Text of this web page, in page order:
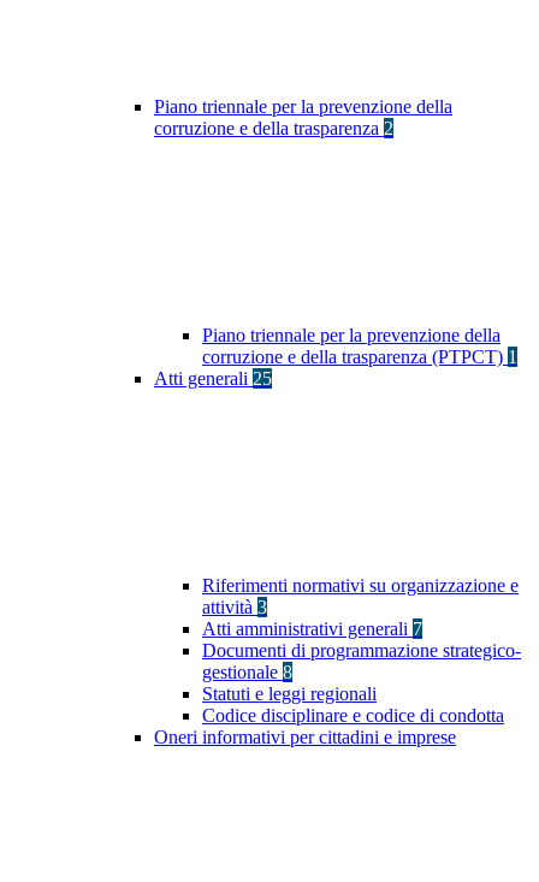
Piano triennale per la prevenzione della
corruzione e della trasparenza 2
Piano triennale per la prevenzione della
corruzione e della trasparenza (PTPCT) 1
Atti generali 25
Riferimenti normativi su organizzazione e
attività 3
Atti amministrativi generali 7
Documenti di programmazione strategico-
gestionale 8
Statuti e leggi regionali
Codice disciplinare e codice di condotta
Oneri informativi per cittadini e imprese